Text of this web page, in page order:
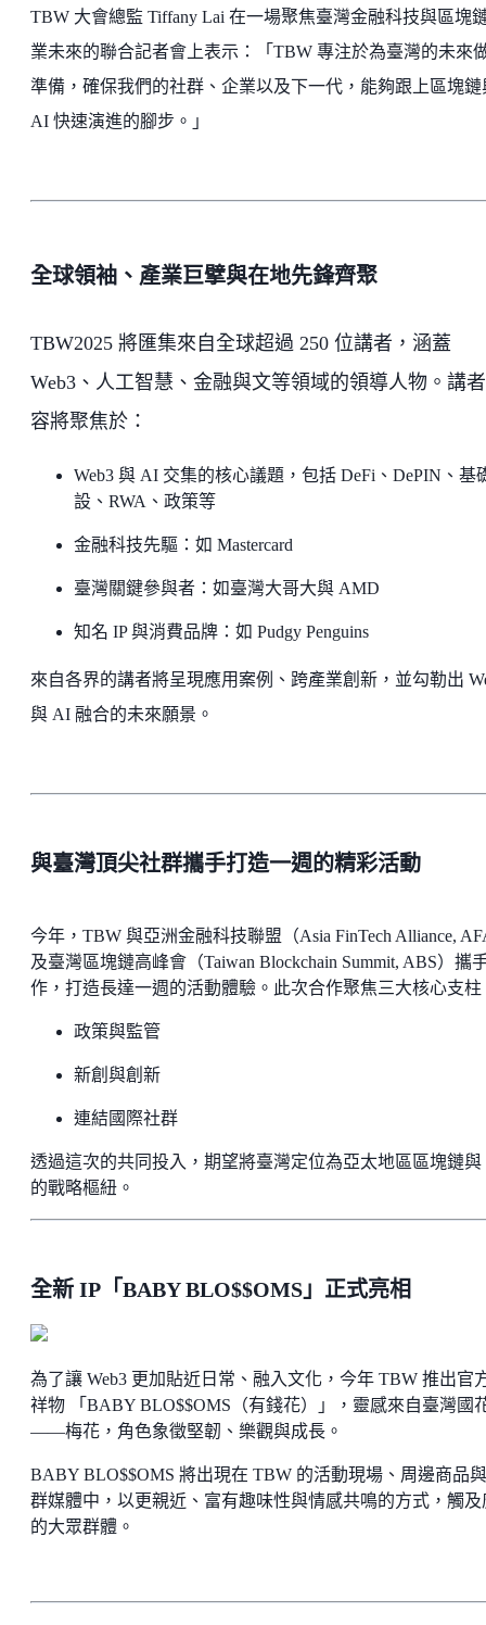
TBW 大會總監 Tiffany Lai 在一場聚焦臺灣金融科技與區塊
業未來的聯合記者會上表示：「TBW 專注於為臺灣的未來
準備，確保我們的社群、企業以及下一代，能夠跟上區塊鏈
AI 快速演進的腳步。」
全球領袖、產業巨擘與在地先鋒齊聚
TBW2025 將匯集來自全球超過 250 位講者，涵蓋
Web3、人工智慧、金融與文等領域的領導人物。講
容將聚焦於：
Web3 與 AI 交集的核心議題，包括 DeFi、DePIN、基
設、RWA、政策等
金融科技先驅：如 Mastercard
臺灣關鍵參與者：如臺灣大哥大與 AMD
知名 IP 與消費品牌：如 Pudgy Penguins
來自各界的講者將呈現應用案例、跨產業創新，並勾勒出
與 AI 融合的未來願景。
與臺灣頂尖社群攜手打造一週的精彩活動
今年，TBW 與亞洲金融科技聯盟（Asia FinTech Alliance,
及臺灣區塊鏈高峰會（Taiwan Blockchain Summit, ABS）攜
作，打造長達一週的活動體驗。此次合作聚焦三大核心支柱
政策與監管
新創與創新
連結國際社群
透過這次的共同投入，期望將臺灣定位為亞太地區區塊鏈
的戰略樞紐。
全新 IP「BABY BLO$$OMS」正式亮相
為了讓 Web3 更加貼近日常、融入文化，今年 TBW 推出官
祥物 「BABY BLO$$OMS（有錢花）」，靈感來自臺灣國
——梅花，角色象徵堅韌、樂觀與成長。
BABY BLO$$OMS 將出現在 TBW 的活動現場、周邊商品
群媒體中，以更親近、富有趣味性與情感共鳴的方式，觸及
的大眾群體。